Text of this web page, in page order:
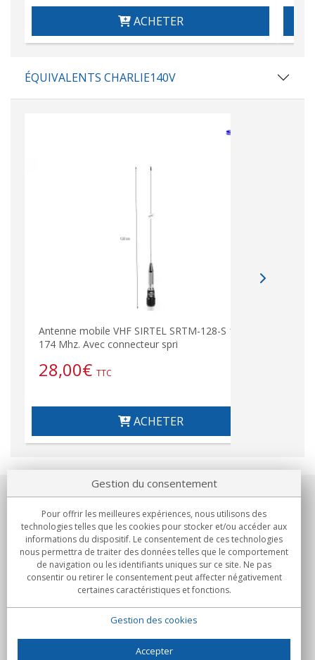
ACHETER
ÉQUIVALENTS CHARLIE140V
Antenne mobile VHF SIRTEL SRTM-128-S 136-
174 Mhz. Avec connecteur spri
28,00€ TTC
ACHETER
Notre société
Engagements
Achats
Gestion du consentement
Pour offrir les meilleures expériences, nous utilisons des
technologies telles que les cookies pour stocker et/ou accéder aux
informations du dispositif. Le consentement de ces technologies
nous permettra de traiter des données telles que le comportement
de navigation ou les identifiants uniques sur ce site. Ne pas
consentir ou retirer le consentement peut affecter négativement
certaines caractéristiques et fonctions.
Gestion des cookies
Accepter